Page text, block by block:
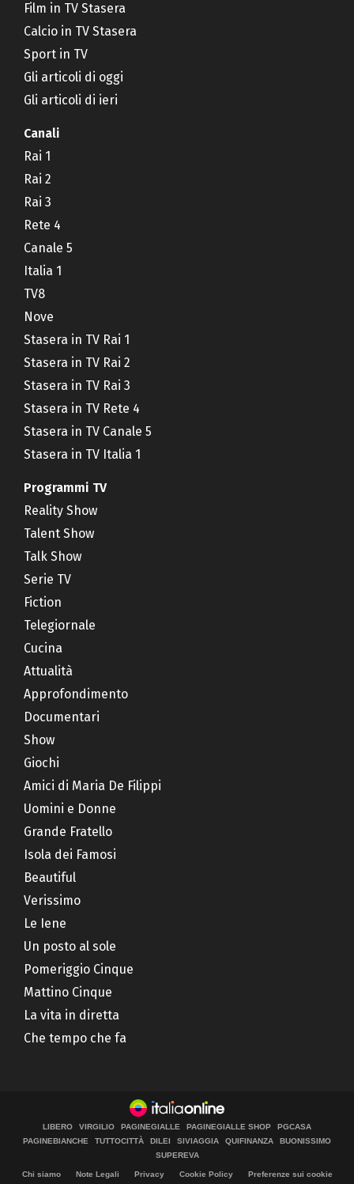
Film in TV Stasera
Calcio in TV Stasera
Sport in TV
Gli articoli di oggi
Gli articoli di ieri
Canali
Rai 1
Rai 2
Rai 3
Rete 4
Canale 5
Italia 1
TV8
Nove
Stasera in TV Rai 1
Stasera in TV Rai 2
Stasera in TV Rai 3
Stasera in TV Rete 4
Stasera in TV Canale 5
Stasera in TV Italia 1
Programmi TV
Reality Show
Talent Show
Talk Show
Serie TV
Fiction
Telegiornale
Cucina
Attualità
Approfondimento
Documentari
Show
Giochi
Amici di Maria De Filippi
Uomini e Donne
Grande Fratello
Isola dei Famosi
Beautiful
Verissimo
Le Iene
Un posto al sole
Pomeriggio Cinque
Mattino Cinque
La vita in diretta
Che tempo che fa
LIBERO VIRGILIO PAGINEGIALLE PAGINEGIALLE SHOP
PGCASA
PAGINEBIANCHE
TUTTOCITTÀ DILEI SIVIAGGIA QUIFINANZA
BUONISSIMO
SUPEREVA
Chi siamo Note Legali Privacy Cookie Policy
Preferenze sui cookie